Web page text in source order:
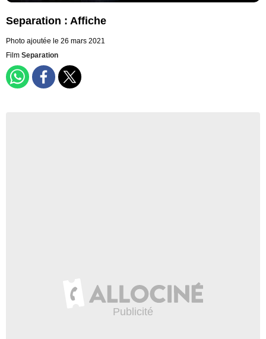
Separation : Affiche
Photo ajoutée le 26 mars 2021
Film Separation